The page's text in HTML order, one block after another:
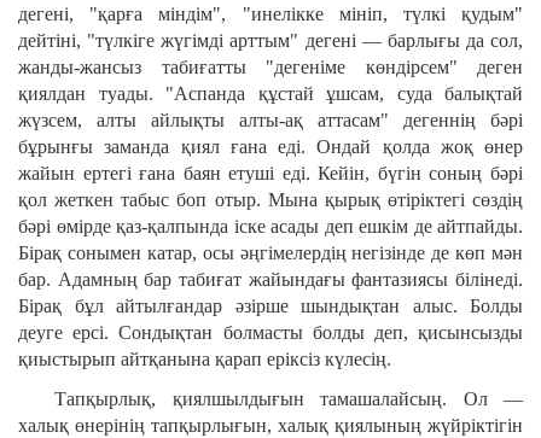
дегені, "қарға міндім", "инелікке мініп, түлкі қудым"
дейтіні, "түлкіге жүгімді арттым" дегені — барлығы да сол,
жанды-жансыз табиғатты "дегеніме көндірсем" деген
қиялдан туады. "Аспанда құстай ұшсам, суда балықтай
жүзсем, алты айлықты алты-ақ аттасам" дегеннің бәрі
бұрынғы заманда қиял ғана еді. Ондай қолда жоқ өнер
жайын ертегі ғана баян етуші еді. Кейін, бүгін соның бәрі
қол жеткен табыс боп отыр. Мына қырық өтіріктегі сөздің
бәрі өмірде қаз-қалпында іске асады деп ешкім де айтпайды.
Бірақ сонымен катар, осы әңгімелердің негізінде де көп мән
бар. Адамның бар табиғат жайындағы фантазиясы білінеді.
Бірақ бұл айтылғандар әзірше шындықтан алыс. Болды
деуге ерсі. Сондықтан болмасты болды деп, қисынсызды
қиыстырып айтқанына қарап еріксіз күлесің.
Тапқырлық, қиялшылдығын тамашалайсың. Ол —
халық өнерінің тапқырлығын, халық қиялының жүйріктігін